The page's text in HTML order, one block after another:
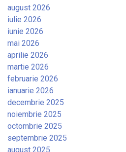
august 2026
iulie 2026
iunie 2026
mai 2026
aprilie 2026
martie 2026
februarie 2026
ianuarie 2026
decembrie 2025
noiembrie 2025
octombrie 2025
septembrie 2025
august 2025